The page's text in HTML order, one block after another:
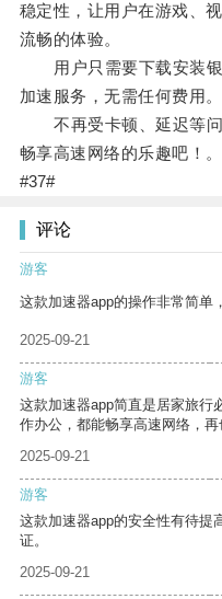
稳定性，让用户在游戏、
流畅的体验。
用户只需要下载安装银
加速服务，无需任何费用。
不再受卡顿、延迟等问
畅享高速网络的乐趣吧！。
#37#
评论
游客
这款加速器app的操作非常简单
2025-09-21
游客
这款加速器app简直是居家旅行
作办公，都能畅享高速网络，再
2025-09-21
游客
这款加速器app的安全性有待提
证。
2025-09-21